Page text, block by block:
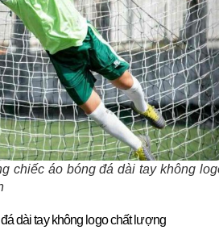
chiếc áo bóng đá dài tay không
dài tay không logo chất lượng